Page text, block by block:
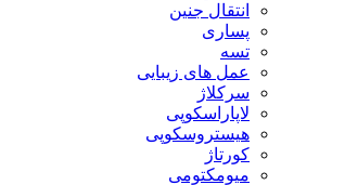
انتقال جنین
پساری
تسه
عمل های زیبایی
سرکلاژ
لاپاراسکوپی
هیستروسکوپی
کورتاژ
میومکتومی